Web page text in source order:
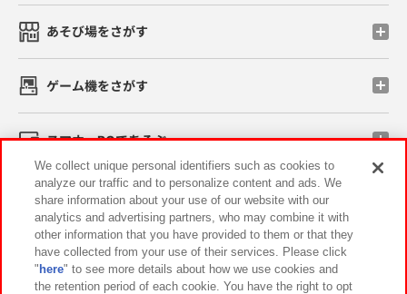
あそび場をさがす
ゲーム機をさがす
スマホ・PCであそぶ
イベント・キャンペーン
関連会社 サステナビリティ サイトポリシー
We collect unique personal identifiers such as cookies to
analyze our traffic and to personalize content and ads. We
share information about your use of our website with our
analytics and advertising partners, who may combine it with
other information that you have provided to them or that they
have collected from your use of their services. Please click
" here" to see more details about how we use cookies and
the retention period of each cookie. You have the right to opt